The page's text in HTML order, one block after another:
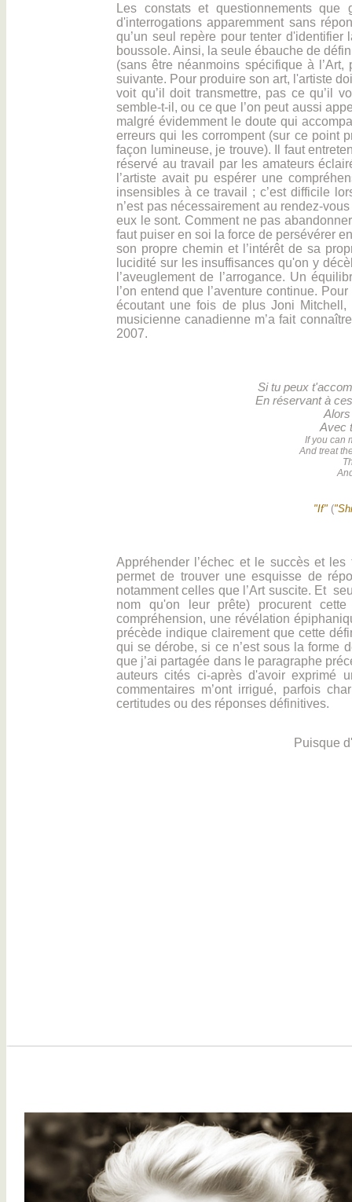
Les constats et questionnements
d'interrogations apparemment sans
qu’un seul repère pour tenter
boussole. Ainsi, la seule ébauche de
(sans être néanmoins spécifique à
suivante. Pour produire son art, l'artiste
voit qu’il doit transmettre, pas ce qu’il
semble-t-il, ou ce que l’on peut aussi
malgré évidemment le doute qui
erreurs qui les corrompent (sur ce point
façon lumineuse, je trouve). Il faut
réservé au travail par les amateurs
l’artiste avait pu espérer une
insensibles à ce travail ; c’est difficile
n’est pas nécessairement au rendez-
eux le sont. Comment ne pas
faut puiser en soi la force de persévérer
son propre chemin et l’intérêt de sa
lucidité sur les insuffisances qu'on y
l’aveuglement de l’arrogance. Un
l’on entend que l’aventure continue.
écoutant une fois de plus Joni
musicienne canadienne m’a fait
2007.
Si tu peux
En réservant à
Avec
If you can
And treat
"If" (
Appréhender l’échec et le succès et
permet de trouver une esquisse de
notamment celles que l’Art suscite. Et
nom qu'on leur prête) procurent
compréhension, une révélation
précède indique clairement que cette
qui se dérobe, si ce n’est sous la forme
que j’ai partagée dans le paragraphe
auteurs cités ci-après d'avoir exprimé
commentaires m’ont irrigué, parfois
certitudes ou des réponses définitives.
Puisque